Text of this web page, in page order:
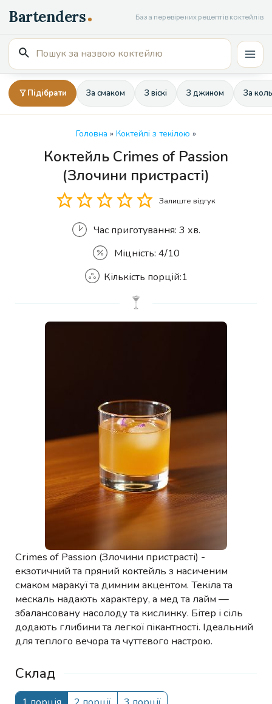
до
вмісту
База перевірених рецептів коктейлів
Пошук
для:
Підібрати За смаком З віскі З джином За
Головна » Коктейлі з текілою »
Коктейль Crimes of Passion
(Злочини пристрасті)
Залиште відгук
Час приготування: 3 хв.
Міцність: 4/10
Кількість
Кількість порцій:1
Crimes of Passion (Злочини пристрасті) -
екзотичний та пряний коктейль з насиченим
смаком маракуї та димним акцентом. Текіла та
мескаль надають характеру, а мед та лайм —
збалансовану насолоду та кислинку. Бітер і сіль
додають глибини та легкої пікантності. Ідеальний
для теплого вечора та чуттєвого настрою.
Склад